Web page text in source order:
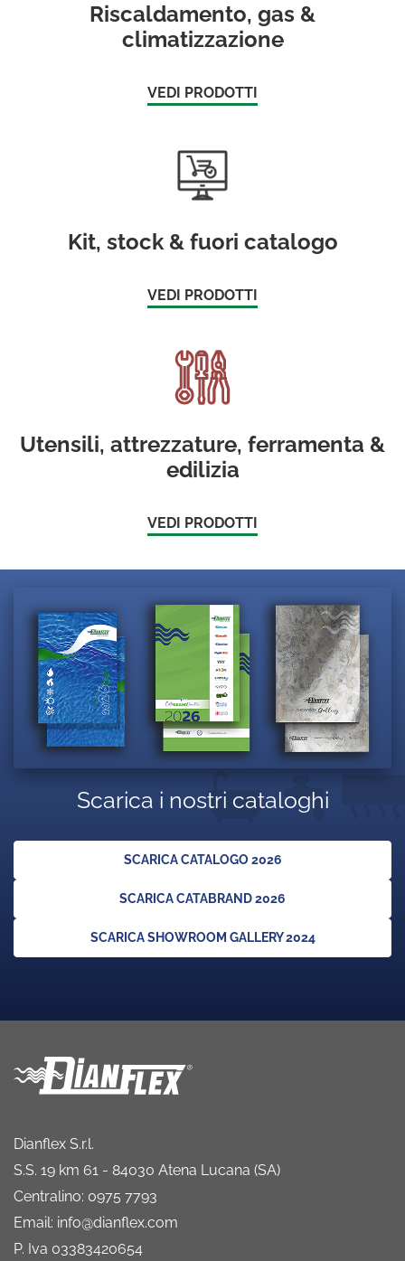
Riscaldamento, gas &
climatizzazione
VEDI PRODOTTI
Kit, stock & fuori catalogo
VEDI PRODOTTI
Utensili, attrezzature, ferramenta &
edilizia
VEDI PRODOTTI
Scarica i nostri cataloghi
SCARICA CATALOGO 2026
SCARICA CATABRAND 2026
SCARICA SHOWROOM GALLERY 2024
Dianflex S.r.l.
S.S. 19 km 61 - 84030 Atena Lucana (SA)
Centralino: 0975 7793
Email: info@dianflex.com
P. Iva 03383420654